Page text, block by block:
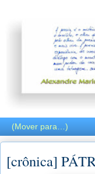
[crônica]